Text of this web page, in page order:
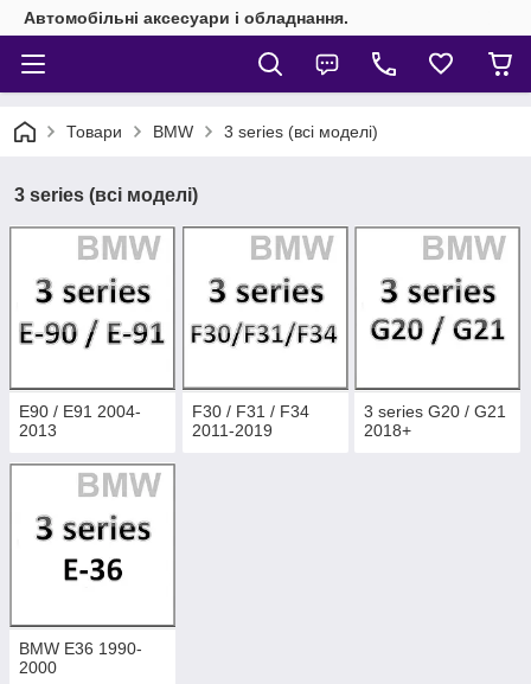
Автомобільні аксесуари і обладнання.
Товари BMW 3 series (всі моделі)
3 series (всі моделі)
E90 / E91 2004-
2013
F30 / F31 / F34
2011-2019
3 series G20 / G21
2018+
BMW E36 1990-
2000